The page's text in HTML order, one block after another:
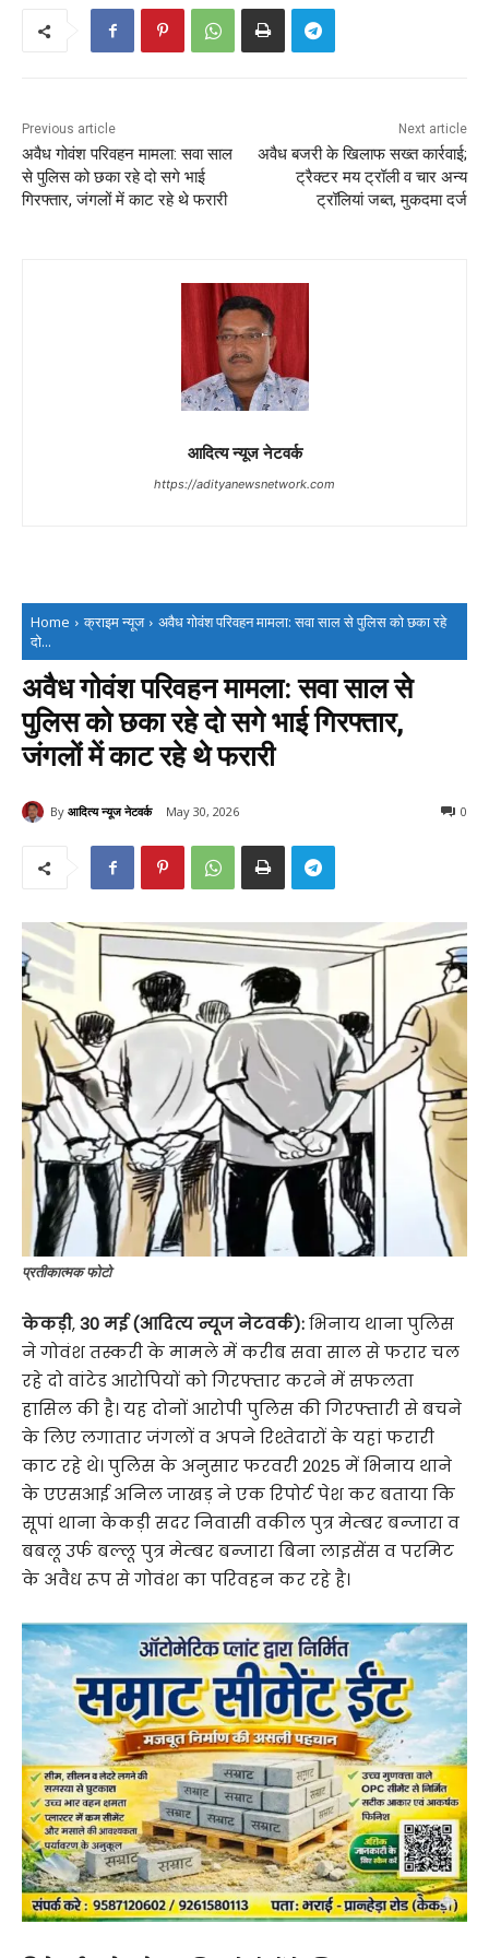
Previous article
अवैध गोवंश परिवहन मामला: सवा साल
से पुलिस को छका रहे दो सगे भाई
गिरफ्तार, जंगलों में काट रहे थे फरारी
Next article
अवैध बजरी के खिलाफ सख्त कार्रवाई;
ट्रैक्टर मय ट्रॉली व चार अन्य
ट्रॉलियां जब्त, मुकदमा दर्ज
आदित्य न्यूज नेटवर्क
https://adityanewsnetwork.com